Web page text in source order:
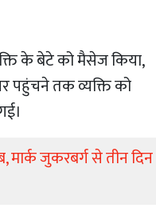
के बेटे को मैसेज किया,
पहुंचने तक व्यक्ति को
मार्क जुकरबर्ग से तीन दिन